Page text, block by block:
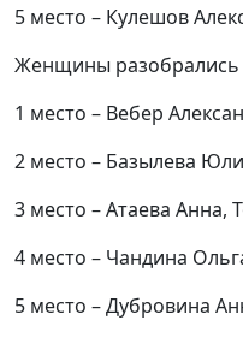
5 место – Кулешов
Женщины
1 место – Вебер
2 место – Базылева
3 место – Атаева Анна,
4 место – Чандина
5 место – Дубровина